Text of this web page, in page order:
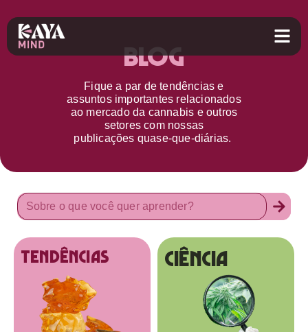
Blog
Fique a par detendências e
assuntos importantes relacionados
ao mercado da cannabis e outros
setorescom nossas
publicações quase-que-diárias.
tendências Ciência